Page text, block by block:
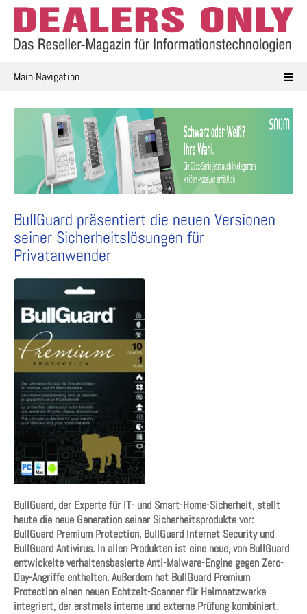
Skip
content
Main Navigation
BullGuard präsentiert die neuen Versionen
seiner Sicherheitslösungen für
Privatanwender
BullGuard, der Experte für IT- und Smart-Home-Sicherheit, stellt
heute die neue Generation seiner Sicherheitsprodukte vor:
BullGuard Premium Protection, BullGuard Internet Security und
BullGuard Antivirus. In allen Produkten ist eine neue, von BullGuard
entwickelte verhaltensbasierte Anti-Malware-Engine gegen Zero-
Day-Angriffe enthalten. Außerdem hat BullGuard Premium
Protection einen neuen Echtzeit-Scanner für Heimnetzwerke
integriert, der erstmals interne und externe Prüfung kombiniert.